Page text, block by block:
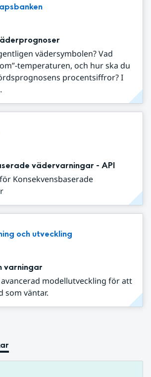
vädersymbolen? Vad
temperaturen, och hur ska du
procentsiffror? I
vädervarningar - API
Konsekvensbaserade
och utveckling
varningar
modellutveckling för att
som väntar.